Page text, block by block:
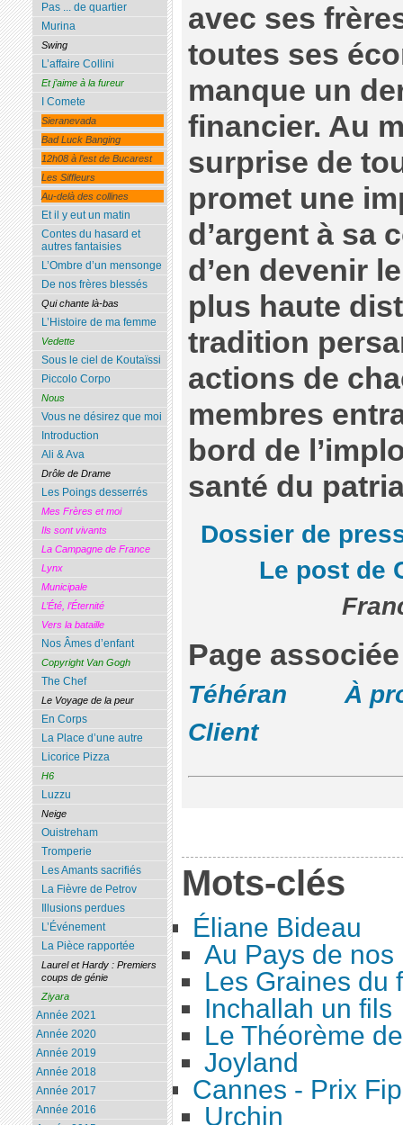
avec ses
toutes ses
manque un
financier. Au
surprise de
promet une
d’argent à sa
d’en devenir
plus haute
tradition
actions de
membres
bord de
santé du
Dossier de
Le post de
Page
Téhéran
À
Client
Mots-clés
Éliane Bideau
Au Pays de nos
Les Graines du
Inchallah un fils
Le Théorème
Joyland
Cannes - Prix
Urchin
Pas ... de quartier
Murina
Swing
L’affaire Collini
Et j’aime à la fureur
I Comete
Sieranevada
Bad Luck Banging
12h08 à l’est de Bucarest
Les Siffleurs
Au-delà des collines
Et il y eut un matin
Contes du hasard et
autres fantaisies
L’Ombre d’un mensonge
De nos frères blessés
Qui chante là-bas
L’Histoire de ma femme
Vedette
Sous le ciel de Koutaïssi
Piccolo Corpo
Nous
Vous ne désirez que moi
Introduction
Ali & Ava
Drôle de Drame
Les Poings desserrés
Mes Frères et moi
Ils sont vivants
La Campagne de France
Lynx
Municipale
L’Été, l’Éternité
Vers la bataille
Nos Âmes d’enfant
Copyright Van Gogh
The Chef
Le Voyage de la peur
En Corps
La Place d’une autre
Licorice Pizza
H6
Luzzu
Neige
Ouistreham
Tromperie
Les Amants sacrifiés
La Fièvre de Petrov
Illusions perdues
L’Événement
La Pièce rapportée
Laurel et Hardy : Premiers
coups de génie
Ziyara
Année 2021
Année 2020
Année 2019
Année 2018
Année 2017
Année 2016